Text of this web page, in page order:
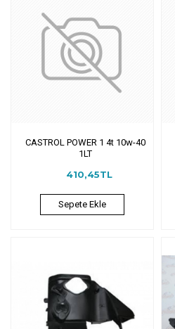
CASTROL POWER 1 4t 10w-40
1LT
410,45TL
Sepete Ekle